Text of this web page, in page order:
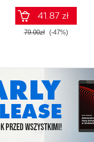
41.87 zł
79.00zł (-47%)